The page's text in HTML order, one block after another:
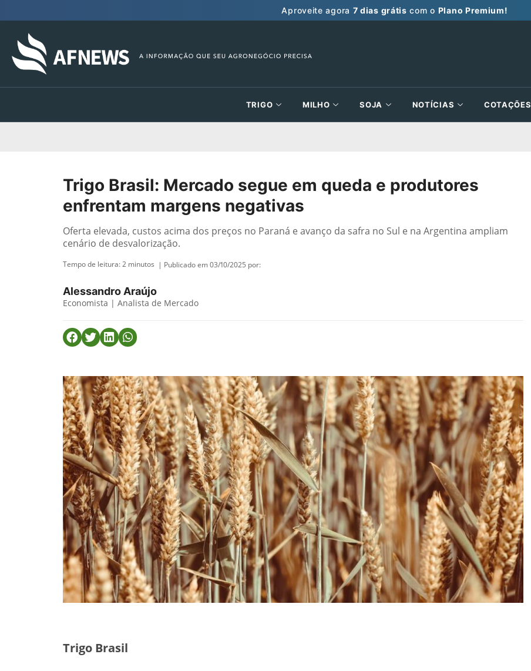
Aproveite agora 7 dias grátis com o Plano Premium!
TRIGO MILHO SOJA NOTÍCIAS COTAÇÕES
Trigo Brasil: Mercado segue em queda e produtores
enfrentam margens negativas
Oferta elevada, custos acima dos preços no Paraná e avanço da safra no Sul e na Argentina ampliam
cenário de desvalorização.
Tempo de leitura:2 minutos | Publicado em 03/10/2025 por:
Alessandro Araújo
Economista | Analista de Mercado
Trigo Brasil